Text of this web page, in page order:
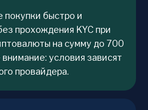
покупки быстро и
прохождения KYC при
на сумму до 700
условия зависят
провайдера.